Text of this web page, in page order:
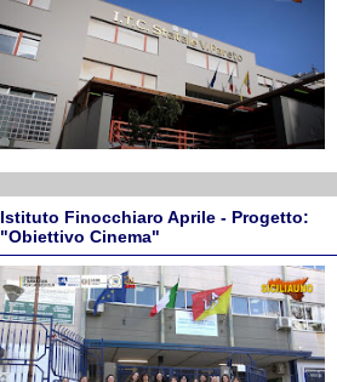
Istituto Finocchiaro Aprile - Progetto:
"Obiettivo Cinema"